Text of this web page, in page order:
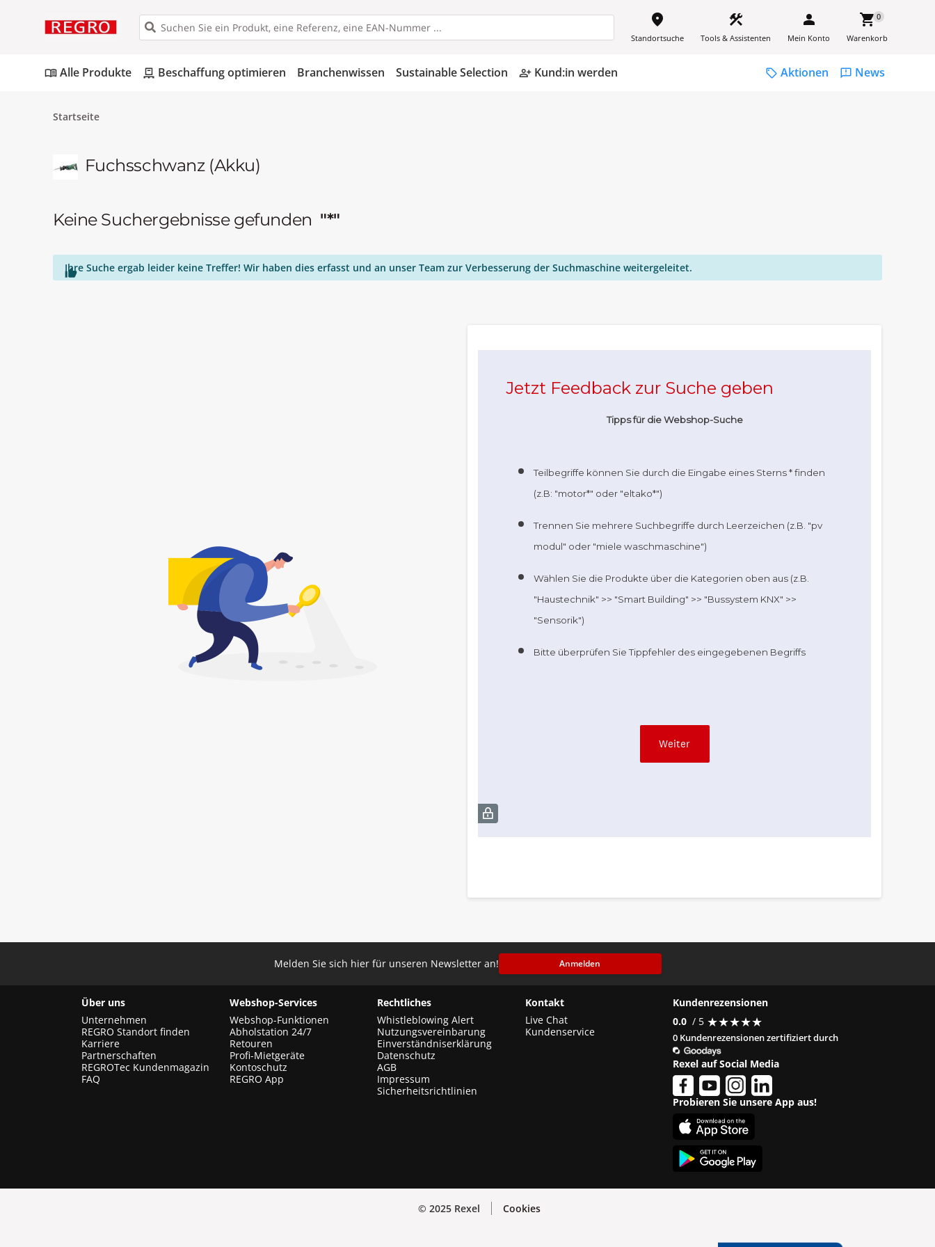
place
Standortsuche
construction
Tools & Assistenten
person
Mein Konto
shopping_cart0
Warenkorb
menu_bookAlle Produkte pallet Beschaffung optimieren Branchenwissen Sustainable Selection person_add_alt Kund:in werden sell Aktionen feedback News
Startseite
Fuchsschwanz (Akku)
Keine Suchergebnisse gefunden "*"

Ihre Suche ergab leider keine Treffer! Wir haben dies erfasst und an unser Team zur Verbesserung der Suchmaschine weitergeleitet.
Melden Sie sich hier für unseren Newsletter an! Anmelden
Über uns
Unternehmen
REGRO Standort finden
Karriere
Partnerschaften
REGROTec Kundenmagazin
FAQ
Webshop-Services
Webshop-Funktionen
Abholstation 24/7
Retouren
Profi-Mietgeräte
Kontoschutz
REGRO App
Rechtliches
Whistleblowing Alert
Nutzungsvereinbarung
Einverständniserklärung
Datenschutz
AGB
Impressum
Sicherheitsrichtlinien
Kontakt
Live Chat
Kundenservice
Kundenrezensionen
0.0 / 5 ★★★★★
★★★★★
0 Kundenrezensionen zertifiziert durch
Rexel auf Social Media
Probieren Sie unsere App aus!
© 2025 Rexel Cookies